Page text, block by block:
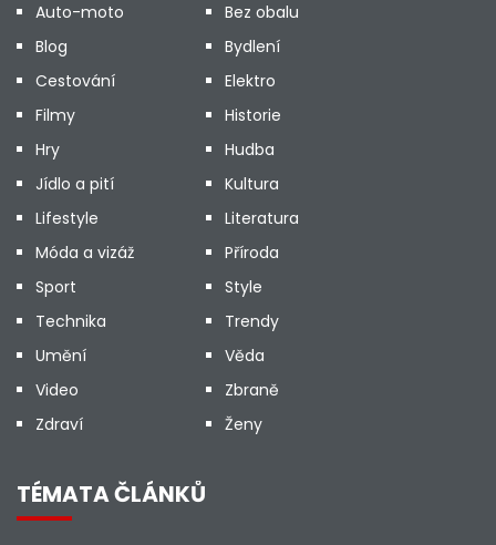
Auto-moto
Bez obalu
Blog
Bydlení
Cestování
Elektro
Filmy
Historie
Hry
Hudba
Jídlo a pití
Kultura
Lifestyle
Literatura
Móda a vizáž
Příroda
Sport
Style
Technika
Trendy
Umění
Věda
Video
Zbraně
Zdraví
Ženy
TÉMATA ČLÁNKŮ